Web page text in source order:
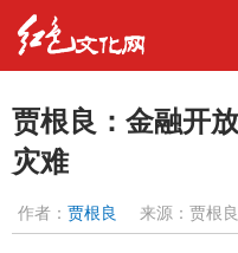
贾根良：金融开
灾难
作者： 贾根良 来源：贾根